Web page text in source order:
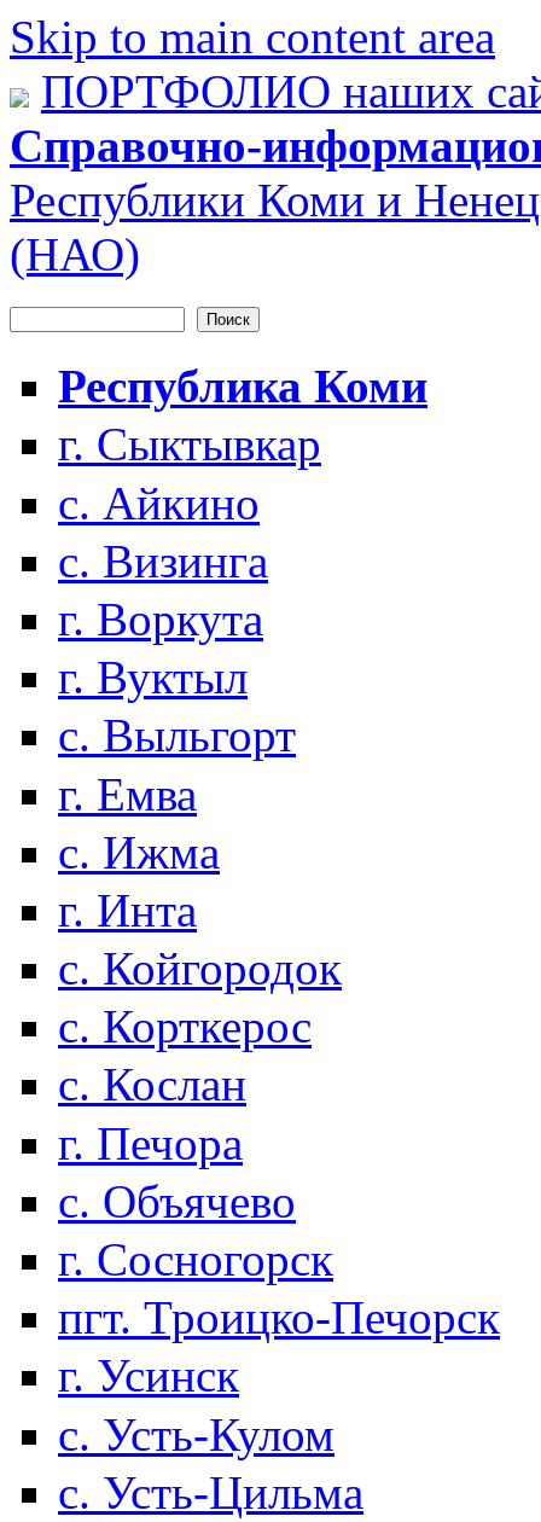
Skip to main content area
ПОРТФОЛИО наших
Справочно-
Республики Коми и
(НАО)
Форма поиска
Республика Коми
г. Сыктывкар
с. Айкино
с. Визинга
г. Воркута
г. Вуктыл
с. Выльгорт
г. Емва
с. Ижма
г. Инта
с. Койгородок
с. Корткерос
с. Кослан
г. Печора
с. Объячево
г. Сосногорск
пгт. Троицко-Печорск
г. Усинск
с. Усть-Кулом
с. Усть-Цильма